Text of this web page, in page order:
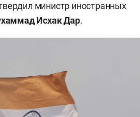
министр иностранных
Исхак Дар.